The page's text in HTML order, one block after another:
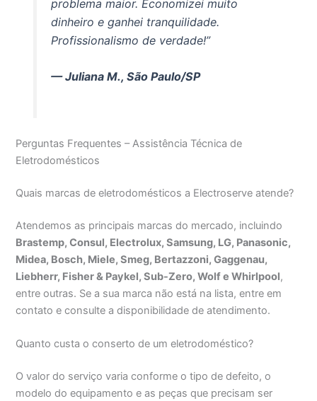
problema maior. Economizei muito
dinheiro e ganhei tranquilidade.
Profissionalismo de verdade!”
— Juliana M., São Paulo/SP
Perguntas Frequentes – Assistência Técnica de
Eletrodomésticos
Quais marcas de eletrodomésticos a Electroserve atende?
Atendemos as principais marcas do mercado, incluindo
Brastemp, Consul, Electrolux, Samsung, LG, Panasonic,
Midea, Bosch, Miele, Smeg, Bertazzoni, Gaggenau,
Liebherr, Fisher & Paykel, Sub-Zero, Wolf e Whirlpool,
entre outras. Se a sua marca não está na lista, entre em
contato e consulte a disponibilidade de atendimento.
Quanto custa o conserto de um eletrodoméstico?
O valor do serviço varia conforme o tipo de defeito, o
modelo do equipamento e as peças que precisam ser